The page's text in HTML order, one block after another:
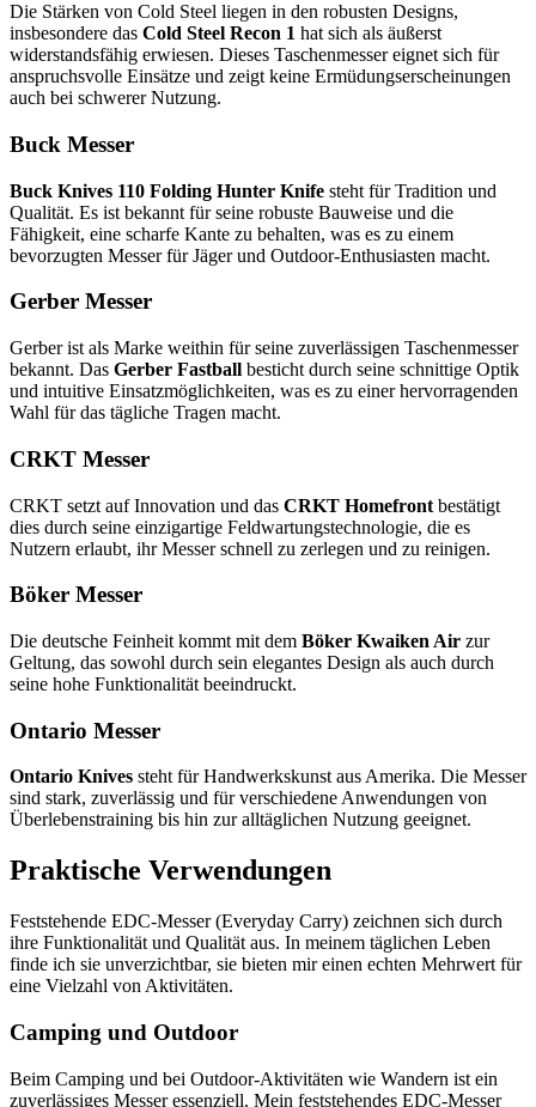
Die Stärken von Cold Steel liegen in den robusten Designs,
insbesondere das Cold Steel Recon 1 hat sich als äußerst
widerstandsfähig erwiesen. Dieses Taschenmesser eignet sich für
anspruchsvolle Einsätze und zeigt keine Ermüdungserscheinungen
auch bei schwerer Nutzung.
Buck Messer
Buck Knives 110 Folding Hunter Knife steht für Tradition und
Qualität. Es ist bekannt für seine robuste Bauweise und die
Fähigkeit, eine scharfe Kante zu behalten, was es zu einem
bevorzugten Messer für Jäger und Outdoor-Enthusiasten macht.
Gerber Messer
Gerber ist als Marke weithin für seine zuverlässigen Taschenmesser
bekannt. Das Gerber Fastball besticht durch seine schnittige Optik
und intuitive Einsatzmöglichkeiten, was es zu einer hervorragenden
Wahl für das tägliche Tragen macht.
CRKT Messer
CRKT setzt auf Innovation und das CRKT Homefront bestätigt
dies durch seine einzigartige Feldwartungstechnologie, die es
Nutzern erlaubt, ihr Messer schnell zu zerlegen und zu reinigen.
Böker Messer
Die deutsche Feinheit kommt mit dem Böker Kwaiken Air zur
Geltung, das sowohl durch sein elegantes Design als auch durch
seine hohe Funktionalität beeindruckt.
Ontario Messer
Ontario Knives steht für Handwerkskunst aus Amerika. Die Messer
sind stark, zuverlässig und für verschiedene Anwendungen von
Überlebenstraining bis hin zur alltäglichen Nutzung geeignet.
Praktische Verwendungen
Feststehende EDC-Messer (Everyday Carry) zeichnen sich durch
ihre Funktionalität und Qualität aus. In meinem täglichen Leben
finde ich sie unverzichtbar, sie bieten mir einen echten Mehrwert für
eine Vielzahl von Aktivitäten.
Camping und Outdoor
Beim Camping und bei Outdoor-Aktivitäten wie Wandern ist ein
zuverlässiges Messer essenziell. Mein feststehendes EDC-Messer